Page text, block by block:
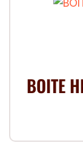
BOITE